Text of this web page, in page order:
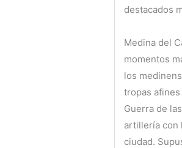
destacados
Medina del
momentos
los
tropas afines
Guerra de
artillería con
ciudad.